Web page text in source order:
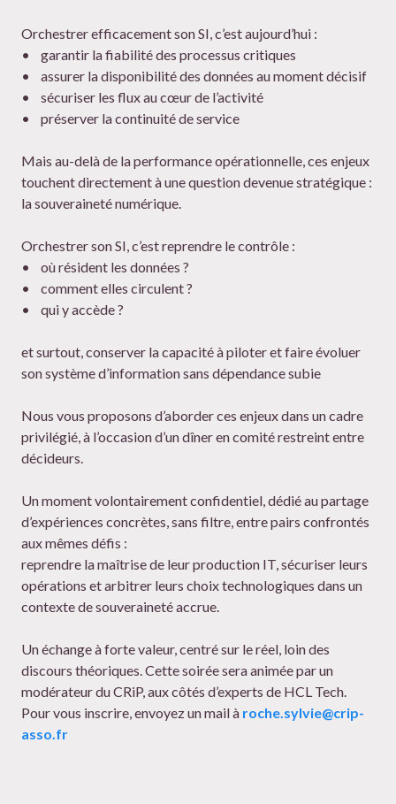
Orchestrer efficacement son SI, c’est aujourd’hui :
• garantir la fiabilité des processus critiques
• assurer la disponibilité des données au moment décisif
• sécuriser les flux au cœur de l’activité
• préserver la continuité de service
Mais au-delà de la performance opérationnelle, ces enjeux
touchent directement à une question devenue stratégique :
la souveraineté numérique.
Orchestrer son SI, c’est reprendre le contrôle :
• où résident les données ?
• comment elles circulent ?
• qui y accède ?
et surtout, conserver la capacité à piloter et faire évoluer
son système d’information sans dépendance subie
Nous vous proposons d’aborder ces enjeux dans un cadre
privilégié, à l’occasion d’un dîner en comité restreint entre
décideurs.
Un moment volontairement confidentiel, dédié au partage
d’expériences concrètes, sans filtre, entre pairs confrontés
aux mêmes défis :
reprendre la maîtrise de leur production IT, sécuriser leurs
opérations et arbitrer leurs choix technologiques dans un
contexte de souveraineté accrue.
Un échange à forte valeur, centré sur le réel, loin des
discours théoriques. Cette soirée sera animée par un
modérateur du CRiP, aux côtés d’experts de HCL Tech.
Pour vous inscrire, envoyez un mail à roche.sylvie@crip-
asso.fr